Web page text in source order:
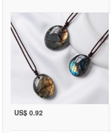
US$ 0.92